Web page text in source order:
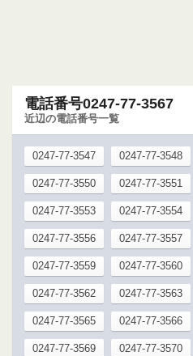
電話番号0247-77-3567
近辺の電話番号一覧
0247-77-3547 0247-77-3548
0247-77-3550 0247-77-3551
0247-77-3553 0247-77-3554
0247-77-3556 0247-77-3557
0247-77-3559 0247-77-3560
0247-77-3562 0247-77-3563
0247-77-3565 0247-77-3566
0247-77-3569 0247-77-3570